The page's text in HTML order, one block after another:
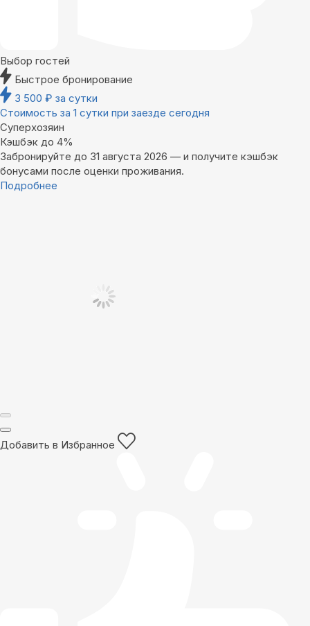
Выбор гостей
Быстрое бронирование
3 500 ₽ за сутки
Стоимость за 1 сутки при заезде сегодня
Суперхозяин
Кэшбэк до 4%
Забронируйте до 31 августа 2026 — и получите кэшбэк
бонусами после оценки проживания.
Подробнее
Добавить в Избранное